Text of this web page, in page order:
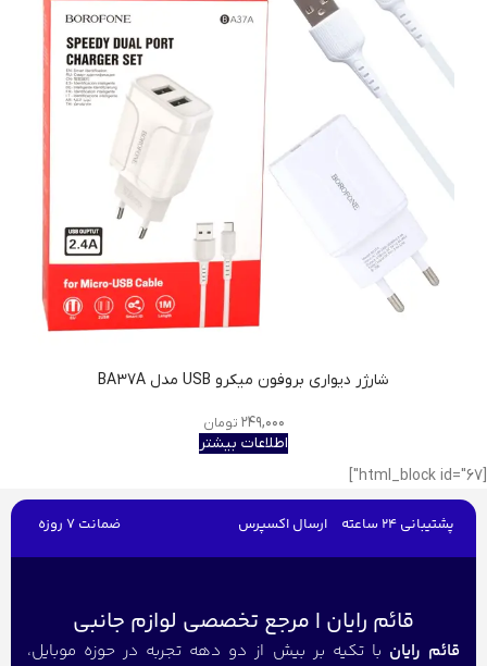
شارژر دیواری بروفون میکرو USB مدل BA37A
۲۴۹,۰۰۰ تومان
اطلاعات بیشتر
[html_block id="67"]
پشتیبانی 24 ساعته ارسال اکسپرس ضمانت 7 روزه
قائم رایان | مرجع تخصصی لوازم جانبی
قائم رایان با تکیه بر بیش از دو دهه تجربه در حوزه موبایل،